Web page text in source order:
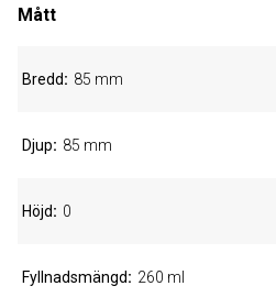
Mått
Bredd 85 mm
Djup 85 mm
Höjd 0
Fyllnadsmängd 260 ml